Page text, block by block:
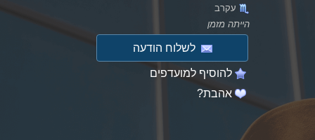
עקרב
הייתה מזמן
לשלוח הודעה
להוסיף למועדפים
אהבת?